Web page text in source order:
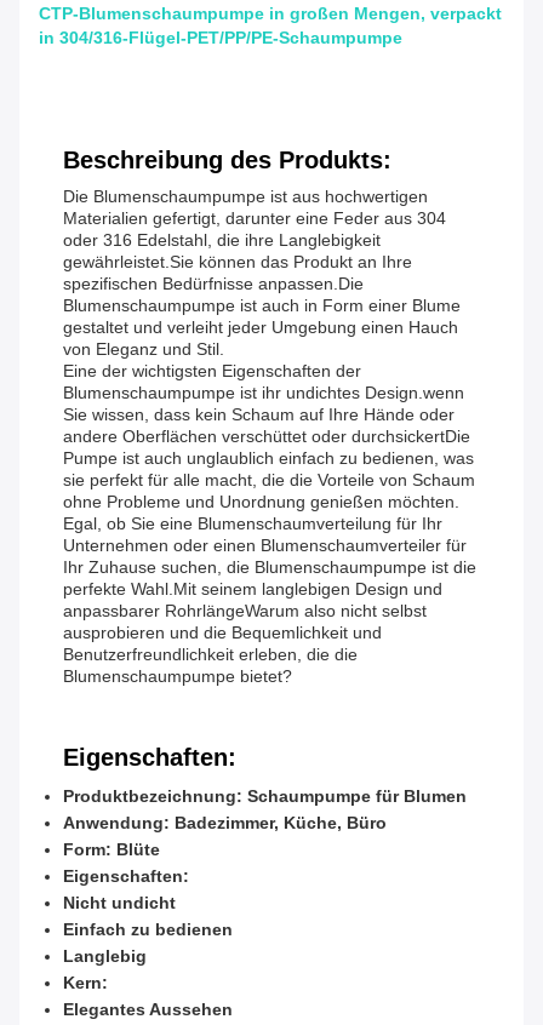
CTP-Blumenschaumpumpe in großen Mengen, verpackt
in 304/316-Flügel-PET/PP/PE-Schaumpumpe
Beschreibung des Produkts:
Die Blumenschaumpumpe ist aus hochwertigen
Materialien gefertigt, darunter eine Feder aus 304
oder 316 Edelstahl, die ihre Langlebigkeit
gewährleistet.Sie können das Produkt an Ihre
spezifischen Bedürfnisse anpassen.Die
Blumenschaumpumpe ist auch in Form einer Blume
gestaltet und verleiht jeder Umgebung einen Hauch
von Eleganz und Stil.
Eine der wichtigsten Eigenschaften der
Blumenschaumpumpe ist ihr undichtes Design.wenn
Sie wissen, dass kein Schaum auf Ihre Hände oder
andere Oberflächen verschüttet oder durchsickertDie
Pumpe ist auch unglaublich einfach zu bedienen, was
sie perfekt für alle macht, die die Vorteile von Schaum
ohne Probleme und Unordnung genießen möchten.
Egal, ob Sie eine Blumenschaumverteilung für Ihr
Unternehmen oder einen Blumenschaumverteiler für
Ihr Zuhause suchen, die Blumenschaumpumpe ist die
perfekte Wahl.Mit seinem langlebigen Design und
anpassbarer RohrlängeWarum also nicht selbst
ausprobieren und die Bequemlichkeit und
Benutzerfreundlichkeit erleben, die die
Blumenschaumpumpe bietet?
Eigenschaften:
Produktbezeichnung: Schaumpumpe für Blumen
Anwendung: Badezimmer, Küche, Büro
Form: Blüte
Eigenschaften:
Nicht undicht
Einfach zu bedienen
Langlebig
Kern:
Elegantes Aussehen